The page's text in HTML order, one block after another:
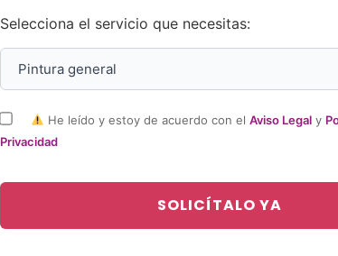
Selecciona el servicio que necesitas:
He leído y estoy de acuerdo con elAviso Legal y
Privacidad